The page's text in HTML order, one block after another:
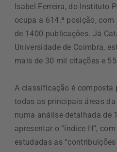
Isabel Ferreira, do Instituto
ocupa a 614.ª posição,
de 1400 publicações. Já
Universidade de Coimbra,
mais de 30 mil citações e
A classificação é composta
todas as principais áreas
numa análise detalhada de
apresentar o “índice H”,
estudadas as